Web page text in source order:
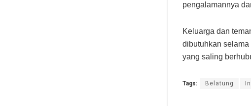
pengalamannya
Keluarga dan
dibutuhkan
yang saling
Tags: Belatung